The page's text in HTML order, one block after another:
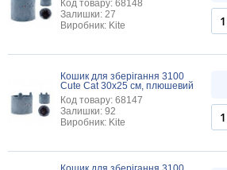
Код товару: 68148
Залишки: 27
Виробник: Kite
Кошик для зберігання 3100
Cute Cat 30х25 см, плюшевий
Код товару: 68147
Залишки: 92
Виробник: Kite